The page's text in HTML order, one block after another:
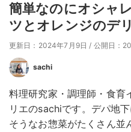
簡単なのにオシャ
ツとオレンジのデ
更新日：2024年7月9日 / 公開日：
sachi
料理研究家・調理師・食育
リエのsachiです。デパ地
そうなお惣菜がたくさん並